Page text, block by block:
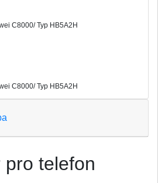
C8000/ Typ HB5A2H
C8000/ Typ HB5A2H
telefon